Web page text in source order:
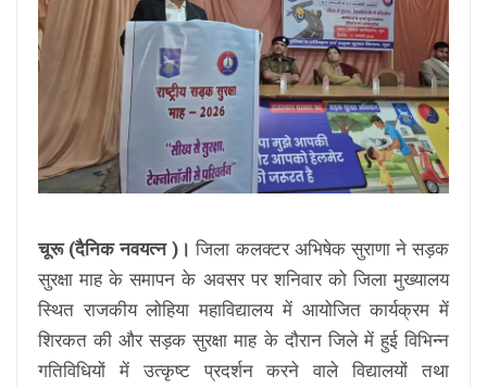
चूरू (दैनिक नवयत्न )। जिला कलक्टर अभिषेक सुराणा ने सड़क
सुरक्षा माह के समापन के अवसर पर शनिवार को जिला मुख्यालय
स्थित राजकीय लोहिया महाविद्यालय में आयोजित कार्यक्रम में
शिरकत की और सड़क सुरक्षा माह के दौरान जिले में हुई विभिन्न
गतिविधियों में उत्कृष्ट प्रदर्शन करने वाले विद्यालयों तथा